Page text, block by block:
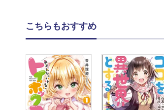
こちらもおすすめ